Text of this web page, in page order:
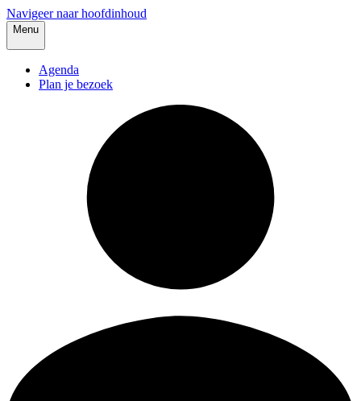
Navigeer naar hoofdinhoud
Menu
Agenda
Plan je bezoek